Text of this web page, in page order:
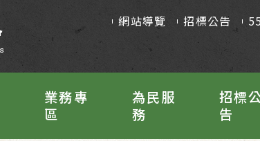
網站導覽 招標公告
業務專
區
為民服
務
招標
告